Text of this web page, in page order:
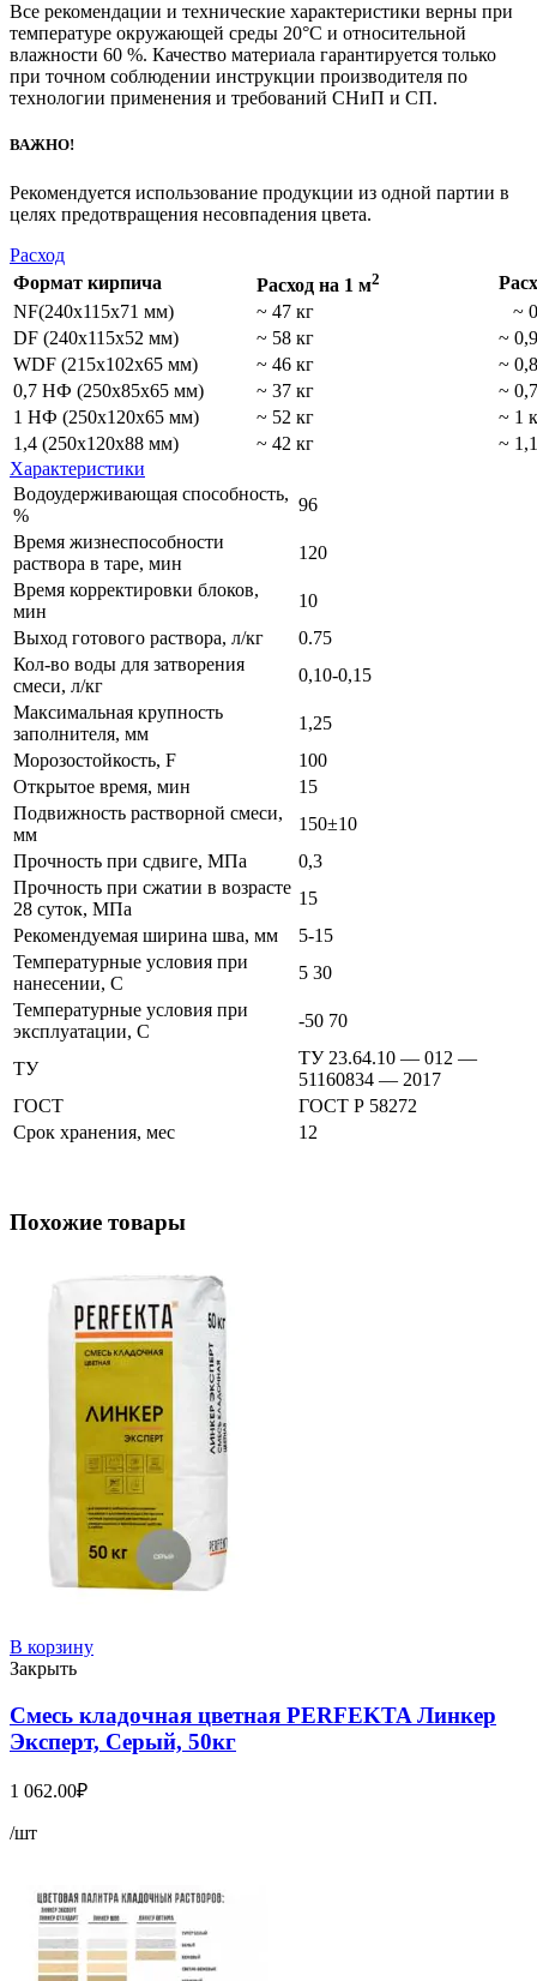
Все рекомендации и технические характеристики верны при
температуре окружающей среды 20°С и относительной
влажности 60 %. Качество материала гарантируется только
при точном соблюдении инструкции производителя по
технологии применения и требований СНиП и СП.
ВАЖНО!
Рекомендуется использование продукции из одной партии в
целях предотвращения несовпадения цвета.
Расход
Формат кирпича
Расход на 1 м2
NF(240х115х71 мм)
~ 47 кг
~
DF (240х115х52 мм)
~ 58 кг
~
WDF (215х102х65 мм)
~ 46 кг
~
0,7 НФ (250х85х65 мм)
~ 37 кг
~
1 НФ (250х120х65 мм)
~ 52 кг
~ 1
1,4 (250х120х88 мм)
~ 42 кг
~
Характеристики
Водоудерживающая способность,
%
96
Время жизнеспособности
раствора в таре, мин
120
Время корректировки блоков,
мин
10
Выход готового раствора, л/кг
0.75
Кол-во воды для затворения
смеси, л/кг
0,10-0,15
Максимальная крупность
заполнителя, мм
1,25
Морозостойкость, F
100
Открытое время, мин
15
Подвижность растворной смеси,
мм
150±10
Прочность при сдвиге, МПа
0,3
Прочность при сжатии в возрасте
28 суток, МПа
15
Рекомендуемая ширина шва, мм
5-15
Температурные условия при
нанесении, С
5 30
Температурные условия при
эксплуатации, С
-50 70
ТУ
ТУ 23.64.10 — 012 —
51160834 — 2017
ГОСТ
ГОСТ Р 58272
Срок хранения, мес
12
Похожие товары
В корзину
Закрыть
Смесь кладочная цветная PERFEKTA Линкер
Эксперт, Серый, 50кг
1 062.00₽
/шт